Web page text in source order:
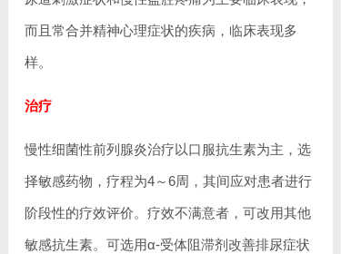
而且常合并精神心理症状的疾病，临床表现多
样。
治疗
慢性细菌性前列腺炎治疗以口服抗生素为主，选
择敏感药物，疗程为4～6周，其间应对患者进行
阶段性的疗效评价。疗效不满意者，可改用其他
敏感抗生素。可选用α-受体阻滞剂改善排尿症状